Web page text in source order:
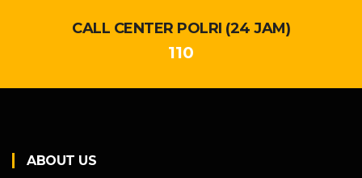
CALL CENTER POLRI (24 JAM)
110
ABOUT US